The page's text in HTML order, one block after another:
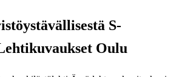
S-
Oulu